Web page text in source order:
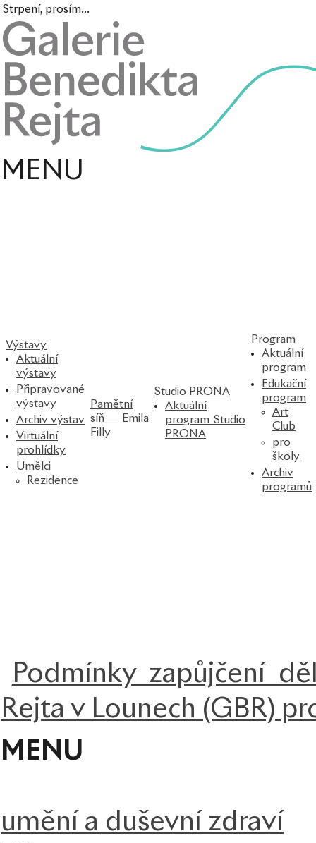
Strpení, prosím...
MENU
Výstavy
Aktuální
výstavy
Připravované
výstavy
Archiv výstav
Virtuální
prohlídky
Umělci
Rezidence
Pamětní
síň Emila
Filly
Studio PRONA
Aktuální
program Studio
PRONA
Program
Aktuální
program
Edukační
program
Art
Club
pro
školy
Archiv
programů
Podmínky zapůjčení
Rejta v Lounech (GBR)
MENU
umění a duševní zdraví